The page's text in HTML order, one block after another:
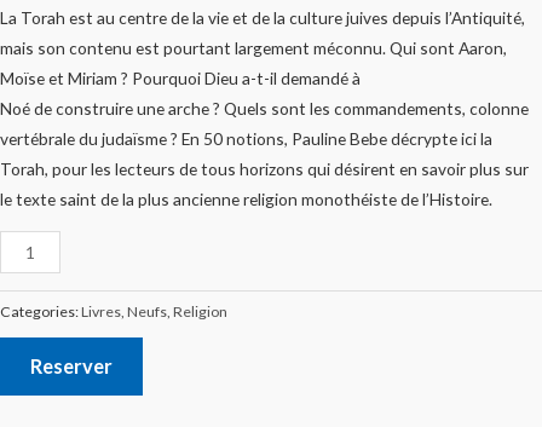
La Torah est au centre de la vie et de la culture juives depuis l’Antiquité,
mais son contenu est pourtant largement méconnu. Qui sont Aaron,
Moïse et Miriam ? Pourquoi Dieu a-t-il demandé à
Noé de construire une arche ? Quels sont les commandements, colonne
vertébrale du judaïsme ? En 50 notions, Pauline Bebe décrypte ici la
Torah, pour les lecteurs de tous horizons qui désirent en savoir plus sur
le texte saint de la plus ancienne religion monothéiste de l’Histoire.
Categories:Livres Neufs Religion
Reserver